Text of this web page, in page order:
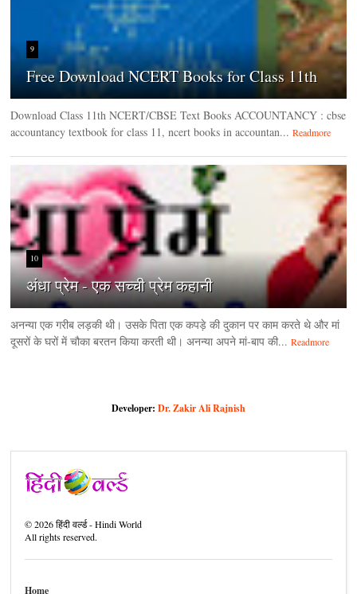
9
Free Download NCERT Books for Class 11th
Download Class 11th NCERT/CBSE Text Books ACCOUNTANCY : cbse
accountancy textbook for class 11, ncert books in accountan... Readmore
10
अंधा प्रेम - एक सच्ची प्रेम कहानी
अनन्या एक गरीब लड़की थी। उसके पिता एक कपड़े की दुकान पर काम करते थे और मां
दूसरों के घरों में चौका बरतन किया करती थी। अनन्या अपने मां-बाप की... Readmore
Developer: Dr. Zakir Ali Rajnish
©2026हिंदी वर्ल्ड - Hindi World
All rights reserved.
Home